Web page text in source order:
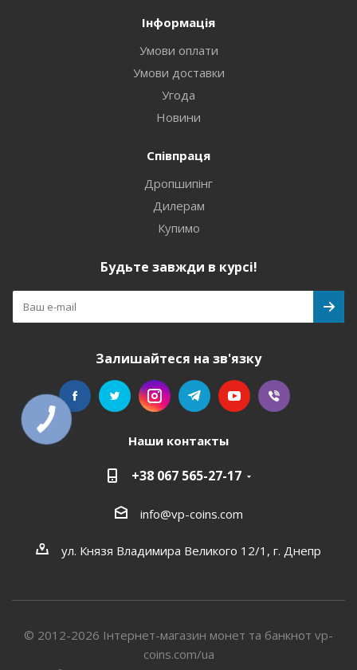
Інформація
Умови оплати
Умови доставки
Угода
Новини
Співпраця
Дропшипінг
Дилерам
Купимо
Будьте завжди в курсі!
Залишайтеся на зв'язку
Наши контакты
+38 067 565-27-17
info@vp-coins.com
ул. Князя Владимира Великого 12/1, г. Днепр
© 2012-2026 Інтернет-магазин монет та банкнот vp-
coins.com/ua